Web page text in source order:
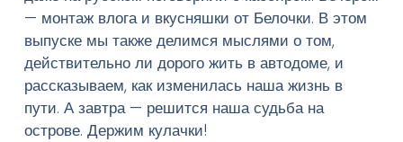
— монтаж влога и вкусняшки от Белочки. В этом
выпуске мы также делимся мыслями о том,
действительно ли дорого жить в автодоме, и
рассказываем, как изменилась наша жизнь в
пути. А завтра — решится наша судьба на
острове. Держим кулачки!